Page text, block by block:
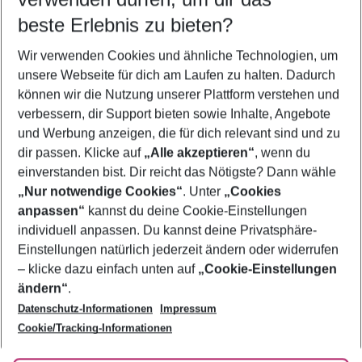
5-8 Nächte
2 Erwachsene Keine Kinder
Mehr Filter anzeigen
Footer
Footer navigation
Über uns
AGB
Bestpreisgarantie
Cookie-Einstellungen ändern
Cookie-Richtlinie
Agenturbetreuung
Barrierefreies Reisen
Folge uns
beste Erlebnis zu bieten?
Wir verwenden Cookies und ähnliche Technologien, um
unsere Webseite für dich am Laufen zu halten. Dadurch
können wir die Nutzung unserer Plattform verstehen und
verbessern, dir Support bieten sowie Inhalte, Angebote
und Werbung anzeigen, die für dich relevant sind und zu
dir passen. Klicke auf „Alle akzeptieren“, wenn du
einverstanden bist. Dir reicht das Nötigste? Dann wähle
„Nur notwendige Cookies“. Unter „Cookies
anpassen“ kannst du deine Cookie-Einstellungen
individuell anpassen. Du kannst deine Privatsphäre-
Einstellungen natürlich jederzeit ändern oder widerrufen
– klicke dazu einfach unten auf „Cookie-Einstellungen
ändern“.
Datenschutz-Informationen
Impressum
Cookie/Tracking-Informationen